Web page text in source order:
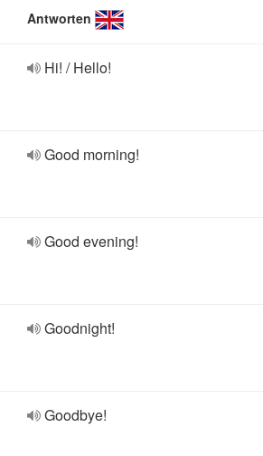
Antworten
Hi! / Hello!
Good morning!
Good evening!
Goodnight!
Goodbye!